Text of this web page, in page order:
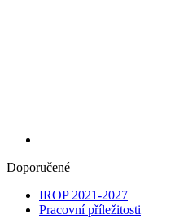
Doporučené
IROP 2021-2027
Pracovní příležitosti